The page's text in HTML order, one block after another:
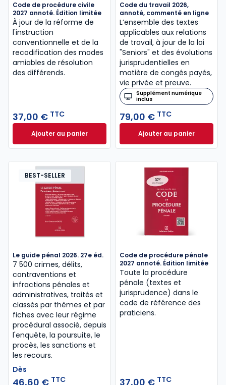
Code de procédure civile
2027 annoté. Édition limitée
À jour de la réforme de
l'instruction
conventionnelle et de la
recodification des modes
amiables de résolution
des différends.
37,00 € TTC
Ajouter au panierCode de procédure civile 2027 annoté. Édition
Code du travail 2026,
annoté, commenté en ligne
L’ensemble des textes
applicables aux relations
de travail, à jour de la loi
"Seniors" et des évolutions
jurisprudentielles en
matière de congés payés,
vie privée et preuve.
Supplément numérique
inclus
79,00 € TTC
Ajouter au panier
Code du travail
BEST-SELLER
Le guide pénal 2026. 27e éd.
7 500 crimes, délits,
contraventions et
infractions pénales et
administratives, traités et
classés par thèmes et par
fiches avec leur régime
procédural associé, depuis
l'enquête, la poursuite, le
procès, les sanctions et
les recours.
Dès
46,60 € TTC
Code de procédure pénale
2027 annoté. Édition limitée
Toute la procédure
pénale (textes et
jurisprudence) dans le
code de référence des
praticiens.
37,00 € TTC